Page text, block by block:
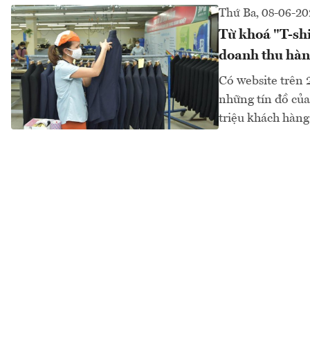
Thứ Ba, 08-06-
Từ khoá "T-
doanh thu
Có website trên
những tín đồ
triệu khách